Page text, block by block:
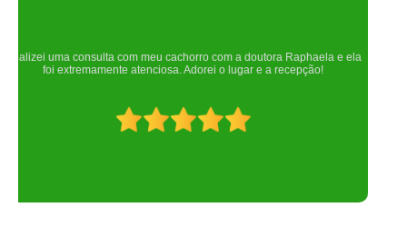
Um lugar maravilhoso. Sempre serei grata pelo que fizeram por nós!